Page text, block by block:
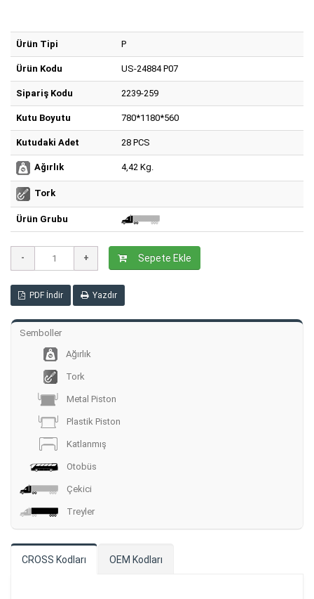
Ürün Tipi P
Ürün Kodu US-24884 P07
Sipariş Kodu 2239-259
Kutu Boyutu 780*1180*560
Kutudaki Adet 28 PCS
Ağırlık 4,42 Kg.
Tork
Ürün Grubu
Sepete Ekle
PDF İndir Yazdır
Semboller
Ağırlık
Tork
Metal Piston
Plastik Piston
Katlanmış
Otobüs
Çekici
Treyler
CROSS Kodları OEM Kodları